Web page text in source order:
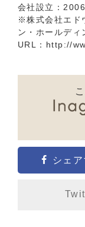
会社設立：
※株式会社エド
ン・ホールディ
URL： http://
シェア